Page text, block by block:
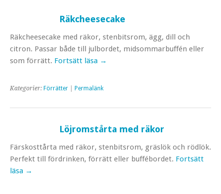
Räkcheesecake
Räkcheesecake med räkor, stenbitsrom, ägg, dill och
citron. Passar både till julbordet, midsommarbuffén eller
som förrätt. Fortsätt läsa →
Kategorier: Förrätter Permalänk
Löjromstårta med räkor
Färskosttårta med räkor, stenbitsrom, gräslök och rödlök.
Perfekt till fördrinken, förrätt eller buffébordet. Fortsätt
läsa →